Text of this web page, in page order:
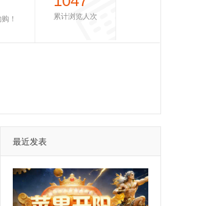
！ 累计浏览人次
最近发表